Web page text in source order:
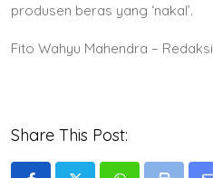
produsen beras yang ‘nakal’.
Fito Wahyu Mahendra – Redaksi
Share This Post: